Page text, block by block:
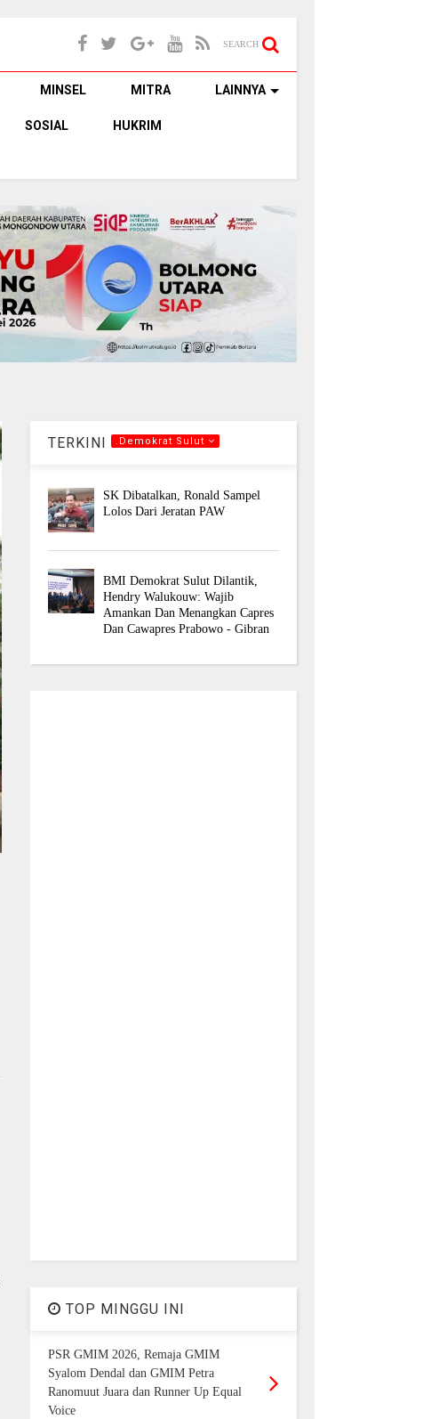
SEARCH
MINSEL MITRA LAINNYA
SOSIAL HUKRIM
TERKINI .Demokrat Sulut
SK Dibatalkan, Ronald Sampel
Lolos Dari Jeratan PAW
BMI Demokrat Sulut Dilantik,
Hendry Walukouw: Wajib
Amankan Dan Menangkan Capres
Dan Cawapres Prabowo - Gibran
TOP MINGGU INI
PSR GMIM 2026, Remaja GMIM
Syalom Dendal dan GMIM Petra
Ranomuut Juara dan Runner Up Equal
Voice